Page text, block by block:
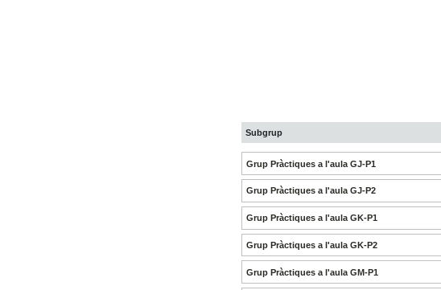
Subgrup
Grup Pràctiques a l'aula GJ-P1
Grup Pràctiques a l'aula GJ-P2
Grup Pràctiques a l'aula GK-P1
Grup Pràctiques a l'aula GK-P2
Grup Pràctiques a l'aula GM-P1